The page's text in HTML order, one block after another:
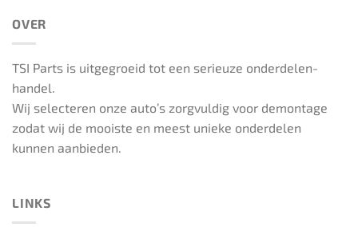
OVER
TSI Parts is uitgegroeid tot een serieuze onderdelen-
handel.
Wij selecteren onze auto’s zorgvuldig voor demontage
zodat wij de mooiste en meest unieke onderdelen
kunnen aanbieden.
LINKS